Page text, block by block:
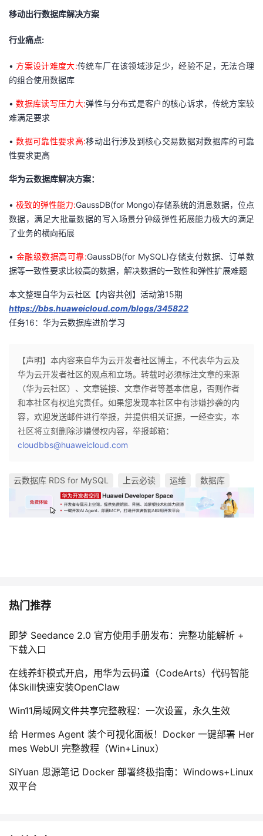
移动出行数据库解决方案
行业痛点:
• 方案设计难度大:传统车厂在该领域涉足少，经验不足，无法合理
的组合使用数据库
•数据库读写压力大:弹性与分布式是客户的核心诉求，传统方案较
难满足要求
•数据可靠性要求高:移动出行涉及到核心交易数据对数据库的可靠
性要求更高
华为云数据库解决方案：
• 极致的弹性能力:GaussDB(for Mongo)存储系统的消息数据，位点
数据，满足大批量数据的写入场景分钟级弹性拓展能力极大的满足
了业务的横向拓展
• 金融级数据高可靠:GaussDB(for MySQL)存储支付数据、订单数
据等一致性要求比较高的数据，解决数据的一致性和弹性扩展难题
本文整理自华为云社区【内容共创】活动第15期
https://bbs.huaweicloud.com/blogs/345822
任务16：华为云数据库进阶学习
【声明】本内容来自华为云开发者社区博主，不代表华为云及
华为云开发者社区的观点和立场。转载时必须标注文章的来源
（华为云社区）、文章链接、文章作者等基本信息，否则作者
和本社区有权追究责任。如果您发现本社区中有涉嫌抄袭的内
容，欢迎发送邮件进行举报，并提供相关证据，一经查实，本
社区将立刻删除涉嫌侵权内容，举报邮箱：
cloudbbs@huaweicloud.com
云数据库 RDS for MySQL 上云必读 运维 数据库
热门推荐
即梦 Seedance 2.0 官方使用手册发布：完整功能解析 +
下载入口
在线养虾模式开启，用华为云码道（CodeArts）代码智能
体Skill快速安装OpenClaw
Win11局域网文件共享完整教程：一次设置，永久生效
给 Hermes Agent 装个可视化面板！Docker 一键部署 Her
mes WebUI 完整教程（Win+Linux）
SiYuan 思源笔记 Docker 部署终极指南：Windows+Linux
双平台